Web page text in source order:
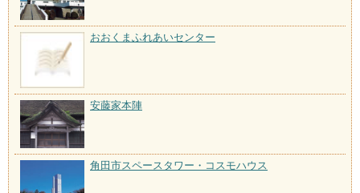
おおくまふれあいセンター
安藤家本陣
角田市スペースタワー・コスモハウス